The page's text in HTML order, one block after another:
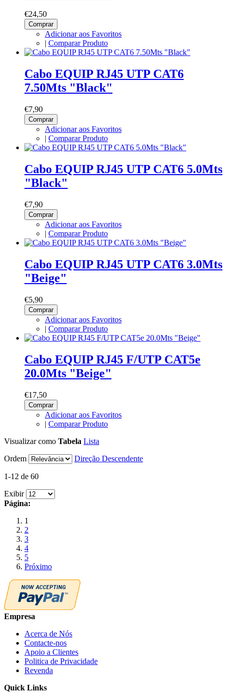
€24,50
Comprar
Adicionar aos Favoritos
| Comparar Produto
Cabo EQUIP RJ45 UTP CAT6
7.50Mts "Black"
€7,90
Comprar
Adicionar aos Favoritos
| Comparar Produto
Cabo EQUIP RJ45 UTP CAT6 5.0Mts
"Black"
€7,90
Comprar
Adicionar aos Favoritos
| Comparar Produto
Cabo EQUIP RJ45 UTP CAT6 3.0Mts
"Beige"
€5,90
Comprar
Adicionar aos Favoritos
| Comparar Produto
Cabo EQUIP RJ45 F/UTP CAT5e
20.0Mts "Beige"
€17,50
Comprar
Adicionar aos Favoritos
| Comparar Produto
Visualizar como Tabela Lista
Ordem
Direção Descendente
1-12 de 60
Exibir
Página:
1
2
3
4
5
Próximo
Empresa
Acerca de Nós
Contacte-nos
Apoio a Clientes
Politica de Privacidade
Revenda
Quick Links